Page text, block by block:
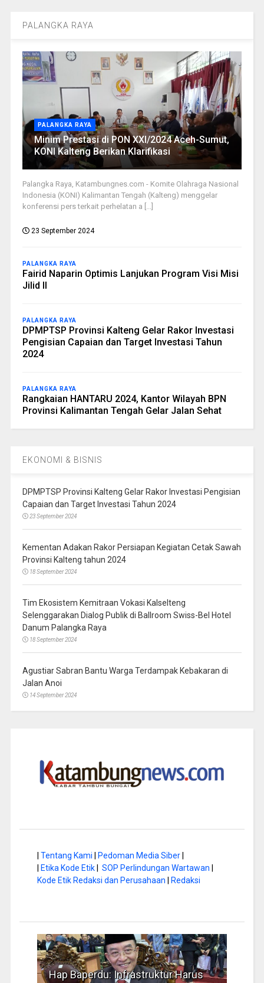
PALANGKA RAYA
PALANGKA RAYA
Minim Prestasi di PON XXI/2024 Aceh-Sumut,
KONI Kalteng Berikan Klarifikasi
Palangka Raya, Katambungnes.com - Komite Olahraga Nasional
Indonesia (KONI) Kalimantan Tengah (Kalteng) menggelar
konferensi pers terkait perhelatan a [...]
23 September 2024
PALANGKA RAYA
Fairid Naparin Optimis Lanjukan Program Visi Misi
Jilid II
PALANGKA RAYA
DPMPTSP Provinsi Kalteng Gelar Rakor Investasi
Pengisian Capaian dan Target Investasi Tahun
2024
PALANGKA RAYA
Rangkaian HANTARU 2024, Kantor Wilayah BPN
Provinsi Kalimantan Tengah Gelar Jalan Sehat
EKONOMI & BISNIS
DPMPTSP Provinsi Kalteng Gelar Rakor Investasi Pengisian
Capaian dan Target Investasi Tahun 2024
23 September 2024
Kementan Adakan Rakor Persiapan Kegiatan Cetak Sawah
Provinsi Kalteng tahun 2024
18 September 2024
Tim Ekosistem Kemitraan Vokasi Kalselteng
Selenggarakan Dialog Publik di Ballroom Swiss-Bel Hotel
Danum Palangka Raya
18 September 2024
Agustiar Sabran Bantu Warga Terdampak Kebakaran di
Jalan Anoi
14 September 2024
Tentang Kami Pedoman Media Siber|
Etika Kode Etik| SOP Perlindungan Wartawan
Kode Etik Redaksi dan Perusahaan
Redaksi
Hap Baperdu: Infrastruktur Harus